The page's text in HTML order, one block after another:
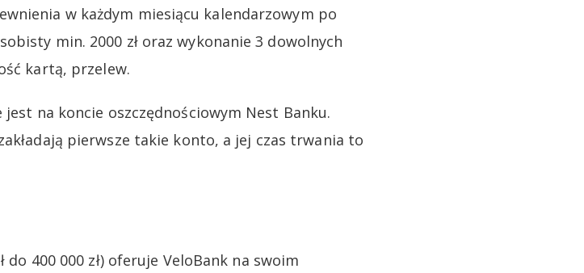
w każdym miesiącu kalendarzowym po
min. 2000 zł oraz wykonanie 3 dowolnych
kartą, przelew.
jest na koncie oszczędnościowym Nest Banku.
pierwsze takie konto, a jej czas trwania to
do 400 000 zł) oferuje VeloBank na swoim